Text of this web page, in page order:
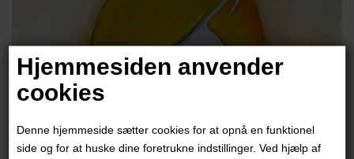
Hjemmesiden anvender
cookies
Denne hjemmeside sætter cookies for at opnå en funktionel
side og for at huske dine foretrukne indstillinger. Ved hjælp af